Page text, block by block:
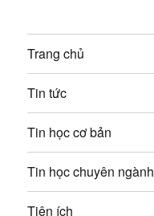
à
i
v
i
ế
p
:Trang chủ
Tin tức
Tin học cơ bản
Tin học chuyên ngành
Tiện ích